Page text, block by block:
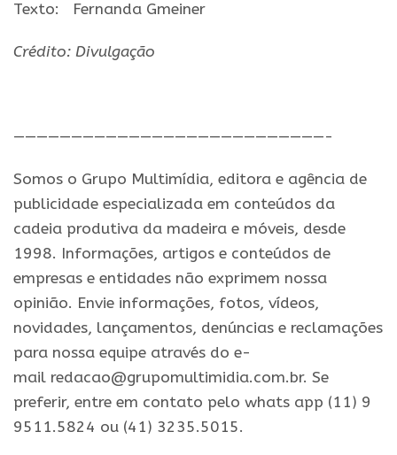
Texto: Fernanda Gmeiner
Crédito: Divulgação
———————————————————————————-
Somos o Grupo Multimídia, editora e agência de
publicidade especializada em conteúdos da
cadeia produtiva da madeira e móveis, desde
1998. Informações, artigos e conteúdos de
empresas e entidades não exprimem nossa
opinião. Envie informações, fotos, vídeos,
novidades, lançamentos, denúncias e reclamações
para nossa equipe através do e-
mail redacao@grupomultimidia.com.br. Se
preferir, entre em contato pelo whats app (11) 9
9511.5824 ou (41) 3235.5015.